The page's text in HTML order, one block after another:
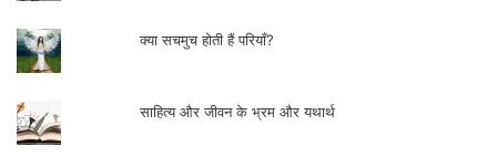
क्या सचमुच होती हैं परियाँ?
साहित्य और जीवन के भ्रम और यथार्थ